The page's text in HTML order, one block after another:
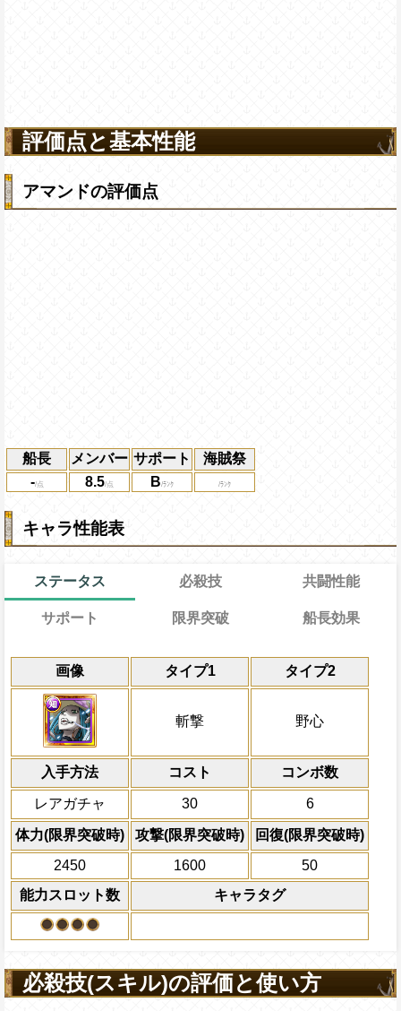
評価点と基本性能
アマンドの評価点
船長 メンバー サポート
海賊祭
-
8.5 B
キャラ性能表
ステータス
画像 タイプ1 タイプ2
斬撃 野心
入手方法 コスト コンボ数
レアガチャ 30 6
体力(限界突破時) 攻撃(限界突破時)
回復(限界突破時)
2450
1600
50
能力スロット数
キャラタグ
必殺技
通常
37→30ターン
限界突破
第1段階：1ターンの間敵全体の防御力を
HPを20%減らす
第2段階：1ターンの間敵全体の防御力を
ーにかかっている全てのバリアを3ター
HPを50%減らす
上限突破
共闘性能
共闘性能
船長効果
冒険開始時の必殺タ
キャラの攻撃を
にし、他の属性キャ
必殺技
ターン数：8
敵1体のHPを25%減
体力の上限を無視し
×30倍の全プレイヤー
(最大体力の2倍上限
えている時、体力満
になる)、全プレイヤ
果無効を2ターン回復
げる
サポート
効果
心属性から受けるダメージを5%減らし、
力と基礎体力の7%をサポート対象キャラ
基礎体力に上乗せする
対象
ボビン モンドール オペラ ガレット
限界突破
力
習得する効果
自分は[心]
のダメージを上乗せする
心属性の被ダメ5%減
ダメージを受けた次のターン、自分
+200される/被ダメージ量上昇状態を
船長効果
通常時
斬撃タイプキャラの攻撃を2.75倍にし、
必殺技(スキル)の評価と使い方